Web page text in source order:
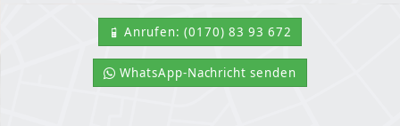
Anrufen: (0170) 83 93 672
WhatsApp-Nachricht senden